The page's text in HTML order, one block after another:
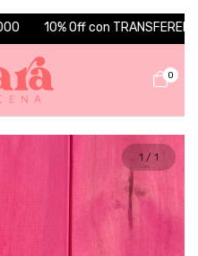
10% Off con
0
1 / 1